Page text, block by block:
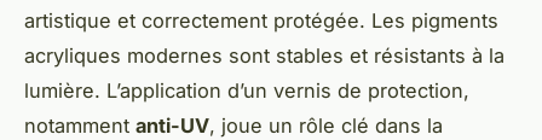
artistique et correctement protégée. Les pigments
acryliques modernes sont stables et résistants à la
lumière. L’application d’un vernis de protection,
notamment anti-UV, joue un rôle clé dans la